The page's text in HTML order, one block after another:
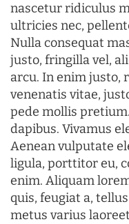
nascetur ridiculus
ultricies nec,
Nulla consequat
justo, fringilla vel,
arcu. In enim justo,
venenatis vitae,
pede mollis
dapibus. Vivamus
Aenean vulputate
ligula, porttitor eu,
enim. Aliquam
quis, feugiat a,
metus varius